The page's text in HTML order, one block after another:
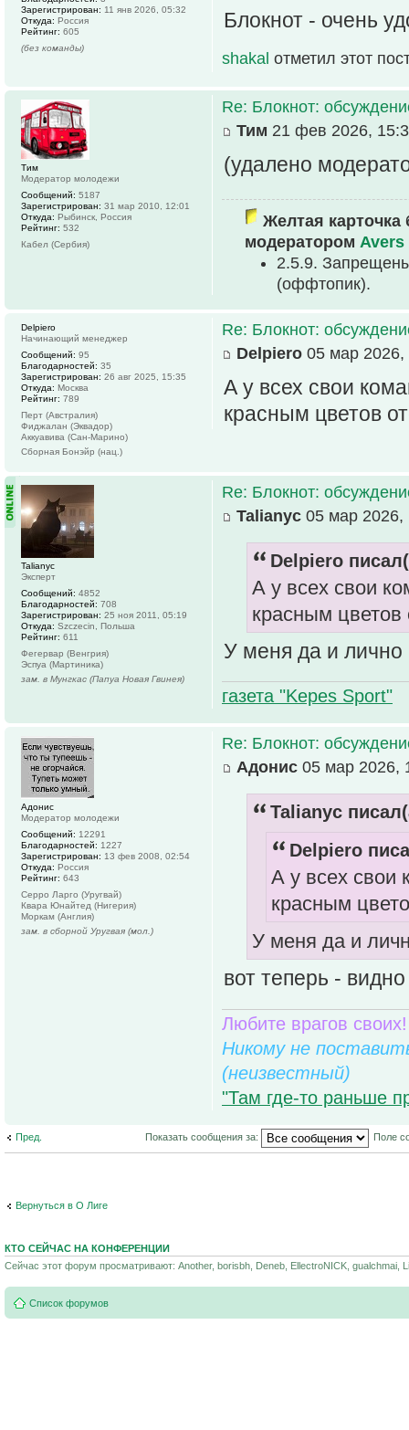
Блокнот - очень
shakal отметил этот
Зарегистрирован: 11 янв 2026, 05:32
Откуда: Россия
Рейтинг: 605
(без команды)
Re: Блокнот:
Тим 21 фев 2026,
(удалено
Желтая карточка
модератором Avers
2.5.9.
(оффтопик).
Тим
Модератор молодежи
Сообщений: 5187
Зарегистрирован: 31 мар 2010, 12:01
Откуда: Рыбинск, Россия
Рейтинг: 532
Кабел (Сербия)
Re: Блокнот:
Delpiero 05 мар 2026,
А у всех свои
красным цветов
Delpiero
Начинающий менеджер
Сообщений: 95
Благодарностей: 35
Зарегистрирован: 26 авг 2025, 15:35
Откуда: Москва
Рейтинг: 789
Перт (Австралия)
Фиджалан (Эквадор)
Аккуавива (Сан-Марино)
Сборная Бонэйр (нац.)
Re: Блокнот:
Talianyc 05 мар 2026,
Delpiero
А у всех свои
красным цветов
У меня да и
газета "Kepes Sport"
Talianyc
Эксперт
Сообщений: 4852
Благодарностей: 708
Зарегистрирован: 25 ноя 2011, 05:19
Откуда: Szczecin, Польша
Рейтинг: 611
Фегервар (Венгрия)
Эспуа (Мартиника)
зам. в Мунгкас (Папуа Новая Гвинея)
Re: Блокнот:
Адонис 05 мар 2026,
Talianyc
Delpiero
А у всех свои
красным
У меня да и
вот теперь -
Любите врагов
Никому не
(неизвестный)
"Там где-то раньше
Адонис
Модератор молодежи
Сообщений: 12291
Благодарностей: 1227
Зарегистрирован: 13 фев 2008, 02:54
Откуда: Россия
Рейтинг: 643
Серро Ларго (Уругвай)
Квара Юнайтед (Нигерия)
Моркам (Англия)
зам. в сборной Уругвая (мол.)
Пред. Показать сообщения за: Поле
Вернуться в О Лиге
КТО СЕЙЧАС НА КОНФЕРЕНЦИИ
Сейчас этот форум просматривают: Another, borisbh, Deneb, EllectroNICK,
Список форумов